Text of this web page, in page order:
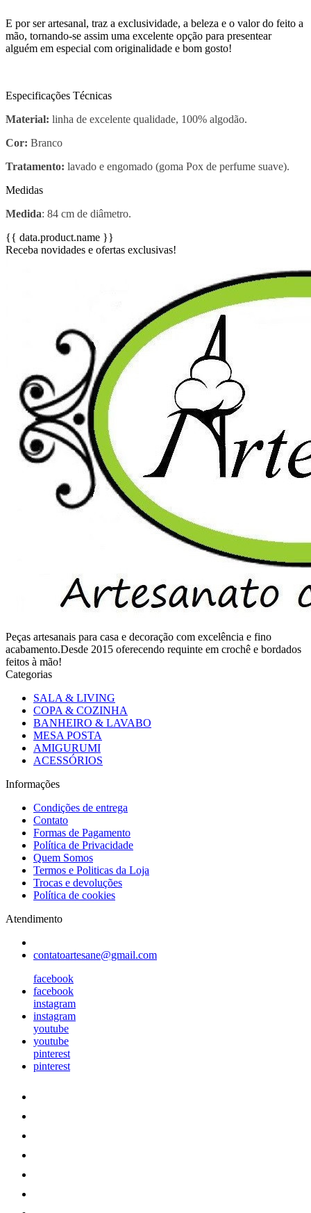
E por ser artesanal, traz a exclusividade, a beleza e o valor do feito a
mão, tornando-se assim uma excelente opção para presentear
alguém em especial com originalidade e bom gosto!
Especificações Técnicas
Material: linha de excelente qualidade, 100% algodão.
Cor: Branco
Tratamento: lavado e engomado (goma Pox de perfume suave).
Medidas
Medida: 84 cm de diâmetro.
{{ data.product.name }}
Receba novidades e ofertas exclusivas!
Peças artesanais para casa e decoração com excelência e fino
acabamento.Desde 2015 oferecendo requinte em crochê e bordados
feitos à mão!
Categorias
SALA & LIVING
COPA & COZINHA
BANHEIRO & LAVABO
MESA POSTA
AMIGURUMI
ACESSÓRIOS
Informações
Condições de entrega
Contato
Formas de Pagamento
Política de Privacidade
Quem Somos
Termos e Politicas da Loja
Trocas e devoluções
Política de cookies
Atendimento
contatoartesane@gmail.com
facebook
facebook
instagram
instagram
youtube
youtube
pinterest
pinterest